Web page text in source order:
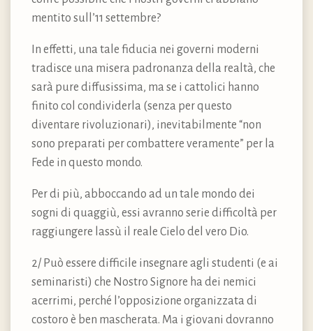
mentito sull’11 settembre?
In effetti, una tale fiducia nei governi moderni
tradisce una misera padronanza della realtà, che
sarà pure diffusissima, ma se i cattolici hanno
finito col condividerla (senza per questo
diventare rivoluzionari), inevitabilmente “non
sono preparati per combattere veramente” per la
Fede in questo mondo.
Per di più, abboccando ad un tale mondo dei
sogni di quaggiù, essi avranno serie difficoltà per
raggiungere lassù il reale Cielo del vero Dio.
2/ Può essere difficile insegnare agli studenti (e ai
seminaristi) che Nostro Signore ha dei nemici
acerrimi, perché l’opposizione organizzata di
costoro è ben mascherata. Ma i giovani dovranno